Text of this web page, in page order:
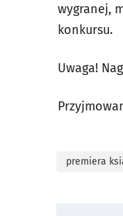
wygranej,
konkursu.
Uwaga!
premiera